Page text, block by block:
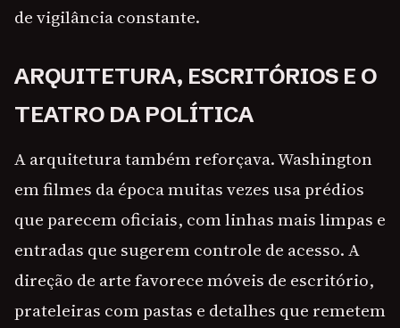
de vigilância constante.
ARQUITETURA, ESCRITÓRIOS E O
TEATRO DA POLÍTICA
A arquitetura também reforçava. Washington
em filmes da época muitas vezes usa prédios
que parecem oficiais, com linhas mais limpas e
entradas que sugerem controle de acesso. A
direção de arte favorece móveis de escritório,
prateleiras com pastas e detalhes que remetem